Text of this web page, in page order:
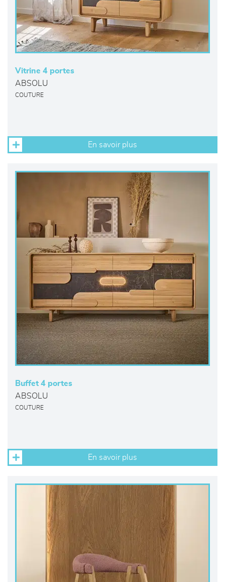
Vitrine 4 portes
ABSOLU
COUTURE
En savoir plus
Buffet 4 portes
ABSOLU
COUTURE
En savoir plus